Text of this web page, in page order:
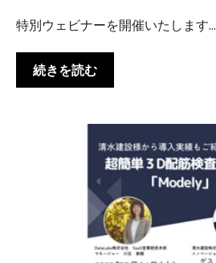
特別ウェビナーを開催いたします...
続きを読む